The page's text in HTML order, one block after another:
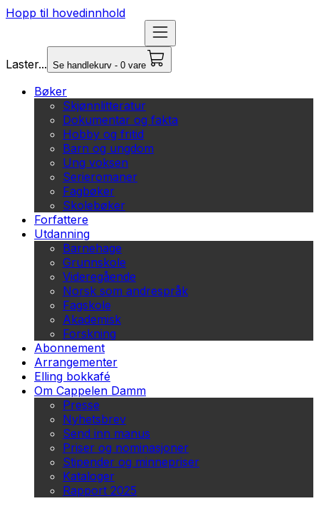
Hopp til hovedinnhold
Laster... Se handlekurv - 0 vare
Bøker
Skjønnlitteratur
Dokumentar og fakta
Hobby og fritid
Barn og ungdom
Ung voksen
Serieromaner
Fagbøker
Skolebøker
Forfattere
Utdanning
Barnehage
Grunnskole
Videregående
Norsk som andrespråk
Fagskole
Akademisk
Forskning
Abonnement
Arrangementer
Elling bokkafé
Om Cappelen Damm
Presse
Nyhetsbrev
Send inn manus
Priser og nominasjoner
Stipender og minnepriser
Kataloger
Rapport 2025